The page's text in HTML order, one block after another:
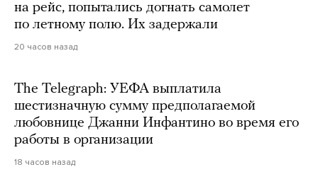
на рейс, попытались догнать самолет
по летному полю. Их задержали
20 часов назад
The Telegraph: УЕФА выплатила
шестизначную сумму предполагаемой
любовнице Джанни Инфантино во время его
работы в организации
18 часов назад